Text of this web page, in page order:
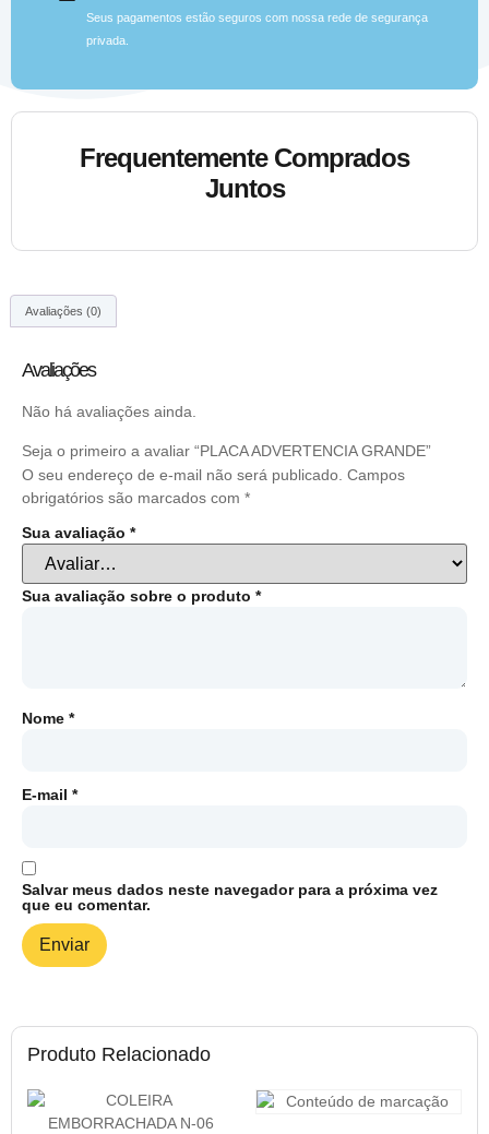
Seus pagamentos estão seguros com nossa rede de segurança
privada.
Frequentemente Comprados
Juntos
Produto Relacionado
Avaliações (0)
Avaliações
Não há avaliações ainda.
Seja o primeiro a avaliar “PLACA ADVERTENCIA GRANDE”
O seu endereço de e-mail não será publicado. Campos
obrigatórios são marcados com *
Sua avaliação *
Sua avaliação sobre o produto *
Nome *
E-mail *
Salvar meus dados neste navegador para a próxima vez
que eu comentar.